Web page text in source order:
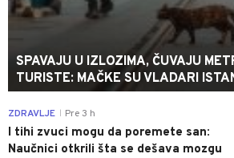
SPAVAJU U IZLOZIMA, ČUVAJU
TURISTE: MAČKE SU VLADARI
ZDRAVLJE Pre 3 h
I tihi zvuci mogu da poremete san:
Naučnici otkrili šta se dešava mozgu